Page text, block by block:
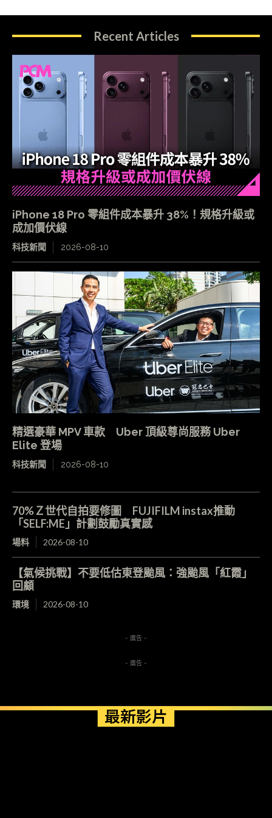
Recent Articles
iPhone 18 Pro 零組件成本暴升 38%！規格升級或
成加價伏線
科技新聞 2026-08-10
精選豪華 MPV 車款 Uber 頂級尊尚服務 Uber
Elite 登場
科技新聞 2026-08-10
70%Ｚ世代自拍要修圖 FUJIFILM instax推動
「SELF:ME」計劃鼓勵真實感
場料 2026-08-10
【氣候挑戰】不要低估東登颱風：強颱風「紅霞」
回顧
環境 2026-08-10
- 廣告 -
- 廣告 -
最新影片